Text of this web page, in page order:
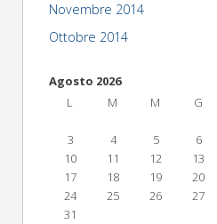
Novembre 2014
Ottobre 2014
Agosto 2026
L
M M G
3
4 5 6
10
11 12 13
17
18 19 20
24
25 26 27
31